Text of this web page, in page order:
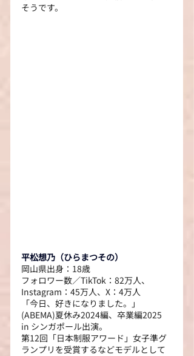
そうです。
平松想乃（ひらまつその）
岡山県出身：18歳
フォロワー数／TikTok：82万人、
Instagram：45万人、X：4万人
「今日、好きになりました。」
(ABEMA)夏休み2024編、卒業編2025
in シンガポール出演。
第12回「日本制服アワード」女子準グ
ランプリを受賞するなどモデルとして